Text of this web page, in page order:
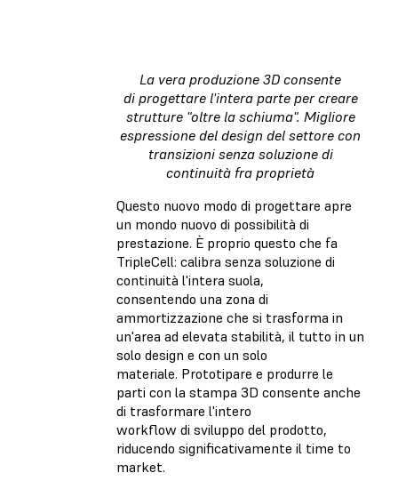
La vera produzione 3D consente
di progettare l'intera parte per creare
strutture "oltre la schiuma". Migliore
espressione del design del settore con
transizioni senza soluzione di
continuità fra proprietà
Questo nuovo modo di progettare apre
un mondo nuovo di possibilità di
prestazione. È proprio questo che fa
TripleCell: calibra senza soluzione di
continuità l'intera suola,
consentendo una zona di
ammortizzazione che si trasforma in
un'area ad elevata stabilità, il tutto in un
solo design e con un solo
materiale. Prototipare e produrre le
parti con la stampa 3D consente anche
di trasformare l'intero
workflow di sviluppo del prodotto,
riducendo significativamente il time to
market.